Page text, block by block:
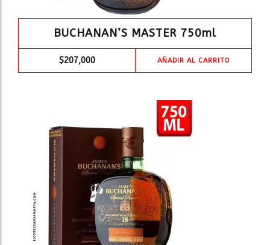
BUCHANAN’S MASTER 750ml
$207,000 AÑADIR AL CARRITO